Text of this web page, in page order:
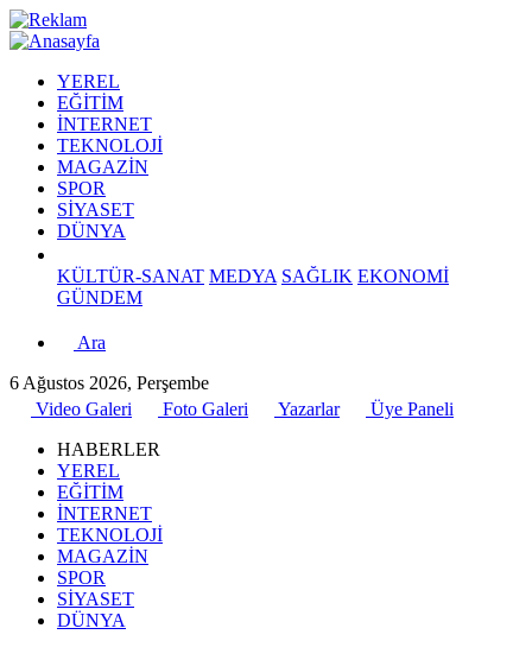
YEREL
EĞİTİM
İNTERNET
TEKNOLOJİ
MAGAZİN
SPOR
SİYASET
DÜNYA
KÜLTÜR-SANAT MEDYA SAĞLIK EKONOMİ
GÜNDEM
Ara
6 Ağustos 2026, Perşembe
Video Galeri
Foto Galeri Yazarlar
Üye Paneli
HABERLER
YEREL
EĞİTİM
İNTERNET
TEKNOLOJİ
MAGAZİN
SPOR
SİYASET
DÜNYA